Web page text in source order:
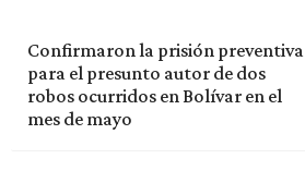
Confirmaron la prisión preventiva
para el presunto autor de dos
robos ocurridos en Bolívar en el
mes de mayo